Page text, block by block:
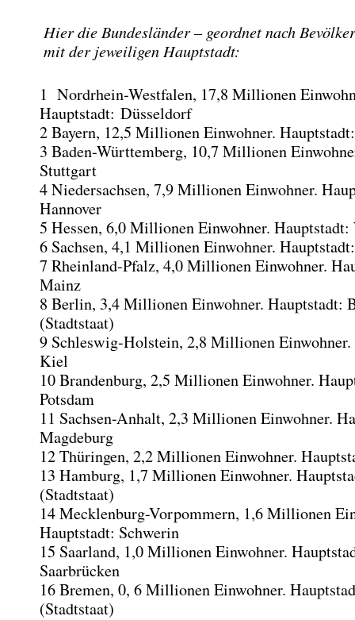
Hier die Bundesländer – geordnet nach
mit der jeweiligen Hauptstadt:
1 Nordrhein-Westfalen, 17,8 Millionen
Hauptstadt: Düsseldorf
2 Bayern, 12,5 Millionen Einwohner.
3 Baden-Württemberg, 10,7 Millionen
Stuttgart
4 Niedersachsen, 7,9 Millionen Einwohner.
Hannover
5 Hessen, 6,0 Millionen Einwohner. Hauptstadt:
6 Sachsen, 4,1 Millionen Einwohner.
7 Rheinland-Pfalz, 4,0 Millionen Einwohner.
Mainz
8 Berlin, 3,4 Millionen Einwohner. Hauptstadt:
(Stadtstaat)
9 Schleswig-Holstein, 2,8 Millionen
Kiel
10 Brandenburg, 2,5 Millionen Einwohner.
Potsdam
11 Sachsen-Anhalt, 2,3 Millionen Einwohner.
Magdeburg
12 Thüringen, 2,2 Millionen Einwohner.
13 Hamburg, 1,7 Millionen Einwohner.
(Stadtstaat)
14 Mecklenburg-Vorpommern, 1,6 Millionen
Hauptstadt: Schwerin
15 Saarland, 1,0 Millionen Einwohner.
Saarbrücken
16 Bremen, 0, 6 Millionen Einwohner.
(Stadtstaat)